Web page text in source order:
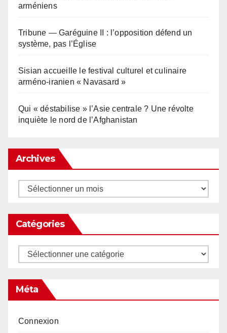
arméniens
Tribune — Garéguine II : l’opposition défend un
système, pas l’Église
Sisian accueille le festival culturel et culinaire
arméno-iranien « Navasard »
Qui « déstabilise » l’Asie centrale ? Une révolte
inquiète le nord de l’Afghanistan
Archives
Archives
Catégories
Catégories
Méta
Connexion